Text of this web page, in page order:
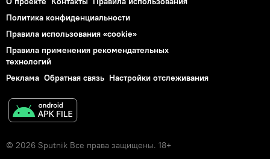
Политика конфиденциальности
Правила использования «cookie»
Правила применения рекомендательных
технологий
Реклама Обратная связь Настройки отслеживания
© 2026 Sputnik Все права защищены. 18+